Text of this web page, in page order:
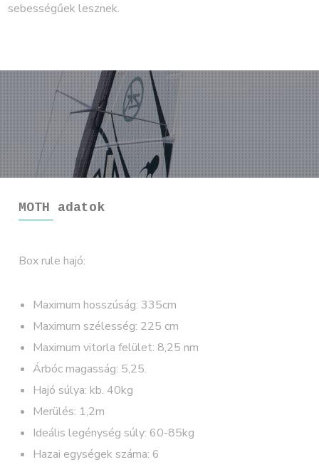
sebességűek lesznek.
MOTH adatok
Box rule hajó:
Maximum hosszúság: 335cm
Maximum szélesség: 225 cm
Maximum vitorla felület: 8,25 nm
Árbóc magasság: 5,25.
Hajó súlya: kb. 40kg
Merülés: 1,2m
Ideális legénység súly: 60-85kg
Hazai egységek száma: 6